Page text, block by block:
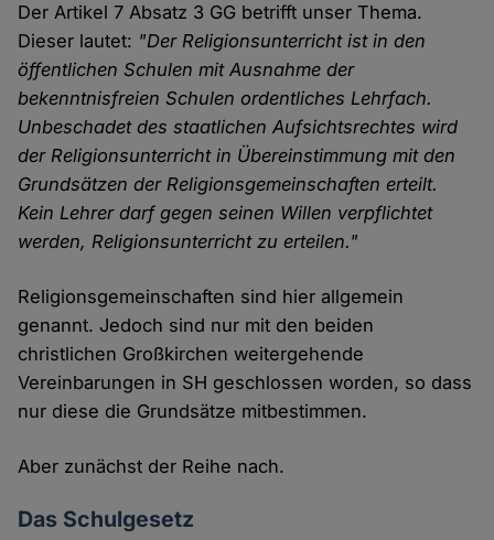
Der Artikel 7 Absatz 3 GG betrifft unser Thema.
Dieser lautet: "Der Religionsunterricht ist in den
öffentlichen Schulen mit Ausnahme der
bekenntnisfreien Schulen ordentliches Lehrfach.
Unbeschadet des staatlichen Aufsichtsrechtes wird
der Religionsunterricht in Übereinstimmung mit den
Grundsätzen der Religionsgemeinschaften erteilt.
Kein Lehrer darf gegen seinen Willen verpflichtet
werden, Religionsunterricht zu erteilen."
Religionsgemeinschaften sind hier allgemein
genannt. Jedoch sind nur mit den beiden
christlichen Großkirchen weitergehende
Vereinbarungen in SH geschlossen worden, so dass
nur diese die Grundsätze mitbestimmen.
Aber zunächst der Reihe nach.
Das Schulgesetz